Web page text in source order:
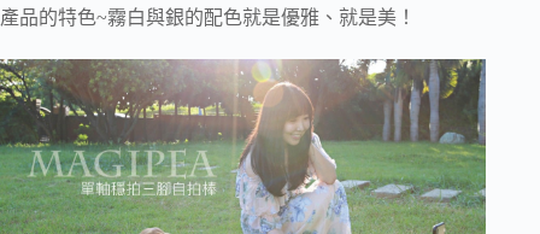
產品的特色~霧白與銀的配色就是優雅、就是美！